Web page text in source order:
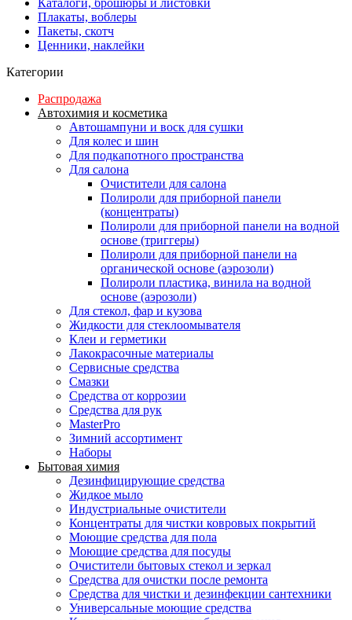
Каталоги, брошюры и листовки
Плакаты, воблеры
Пакеты, скотч
Ценники, наклейки
Категории
Распродажа
Автохимия и косметика
Автошампуни и воск для сушки
Для колес и шин
Для подкапотного пространства
Для салона
Очистители для салона
Полироли для приборной панели
(концентраты)
Полироли для приборной панели на водной
основе (триггеры)
Полироли для приборной панели на
органической основе (аэрозоли)
Полироли пластика, винила на водной
основе (аэрозоли)
Для стекол, фар и кузова
Жидкости для стеклоомывателя
Клеи и герметики
Лакокрасочные материалы
Сервисные средства
Смазки
Средства от коррозии
Средства для рук
MasterPro
Зимний ассортимент
Наборы
Бытовая химия
Дезинфицирующие средства
Жидкое мыло
Индустриальные очистители
Концентраты для чистки ковровых покрытий
Моющие средства для пола
Моющие средства для посуды
Очистители бытовых стекол и зеркал
Средства для очистки после ремонта
Средства для чистки и дезинфекции сантехники
Универсальные моющие средства